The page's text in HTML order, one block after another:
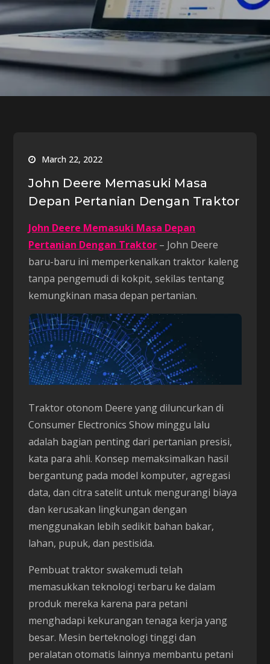
March 22, 2022
John Deere Memasuki Masa
Depan Pertanian Dengan Traktor
John Deere Memasuki Masa Depan
Pertanian Dengan Traktor – John Deere
baru-baru ini memperkenalkan traktor kaleng
tanpa pengemudi di kokpit, sekilas tentang
kemungkinan masa depan pertanian.
Traktor otonom Deere yang diluncurkan di
Consumer Electronics Show minggu lalu
adalah bagian penting dari pertanian presisi,
kata para ahli. Konsep memaksimalkan hasil
bergantung pada model komputer, agregasi
data, dan citra satelit untuk mengurangi biaya
dan kerusakan lingkungan dengan
menggunakan lebih sedikit bahan bakar,
lahan, pupuk, dan pestisida.
Pembuat traktor swakemudi telah
memasukkan teknologi terbaru ke dalam
produk mereka karena para petani
menghadapi kekurangan tenaga kerja yang
besar. Mesin berteknologi tinggi dan
peralatan otomatis lainnya membantu petani